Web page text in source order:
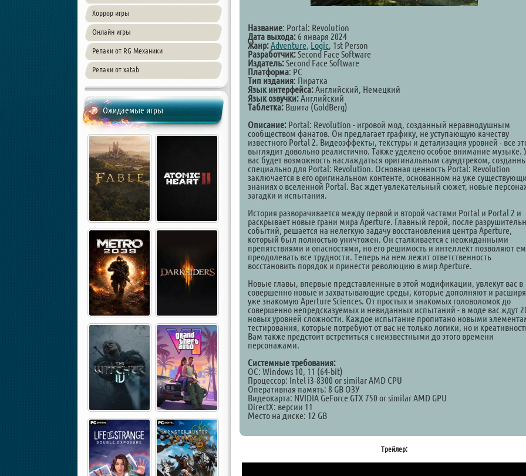
Хоррор игры
Онлайн игры
Репаки от RG Механики
Репаки от xatab
Ожидаемые игры
Название: Portal: Revolution
Дата выхода: 6 января 2024
Жанр:Adventure, Logic, 1st Person
Разработчик:Second Face Software
Издатель:Second Face Software
Платформа: PC
Тип издания: Пиратка
Язык интерфейса:Английский, Немецкий
Язык озвучки:Английский
Таблетка: Вшита (GoldBerg)
Описание: Portal: Revolution - игровой мод, созданный неравнодушным
сообществом фанатов. Он предлагает графику, не уступающую качеству
известного Portal 2. Видеоэффекты, текстуры и детализация уровней - все
выглядит довольно реалистично. Также уделено особое внимание музыке.
вас будет возможность наслаждаться оригинальным саундтреком,
специально для Portal: Revolution. Основная ценность Portal: Revolution
заключается в его оригинальном контенте, основанном на уже
знаниях о вселенной Portal. Вас ждет увлекательный сюжет, новые
загадки и испытания.
История разворачивается между первой и второй частями Portal и Portal 2 и
раскрывает новые грани мира Aperture. Главный герой, после
событий, решается на нелегкую задачу восстановления центра Aperture,
который был полностью уничтожен. Он сталкивается с неожиданными
препятствиями и опасностями, но его решимость и интеллект позволяют
преодолевать все трудности. Теперь на нем лежит ответственность
восстановить порядок и принести революцию в мир Aperture.
Новые главы, впервые представленные в этой модификации, увлекут вас в
совершенно новые и захватывающие среды, которые дополняют и
уже знакомую Aperture Sciences. От простых и знакомых головоломок до
совершенно непредсказуемых и невиданных испытаний - в моде вас ждут
новых уровней сложности. Каждое испытание пропитано новыми
тестирования, которые потребуют от вас не только логики, но и
Вам также предстоит встретиться с неизвестными до этого времени
персонажами.
Системные требования:
ОС: Windows 10, 11 (64-bit)
Процессор: Intel i3-8300 or similar AMD CPU
Оперативная память: 8 GB ОЗУ
Видеокарта: NVIDIA GeForce GTX 750 or similar AMD GPU
DirectX: версии 11
Место на диске: 12 GB
Трейлер: